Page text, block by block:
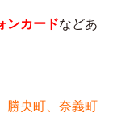
ンカードなどあ
勝央町、奈義町